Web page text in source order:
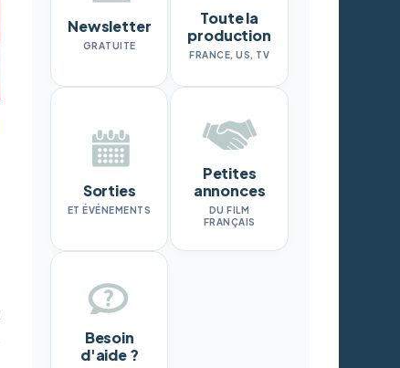
Newsletter
GRATUITE
Toute la
production
FRANCE, US, TV
Sorties
ET ÉVÉNEMENTS
Petites
annonces
DU FILM
FRANÇAIS
Besoin
d'aide ?